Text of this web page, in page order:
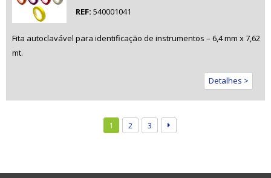
REF: 540001041
Fita autoclavável para identificação de instrumentos – 6,4 mm x 7,62
mt.
Detalhes >
1 2 3